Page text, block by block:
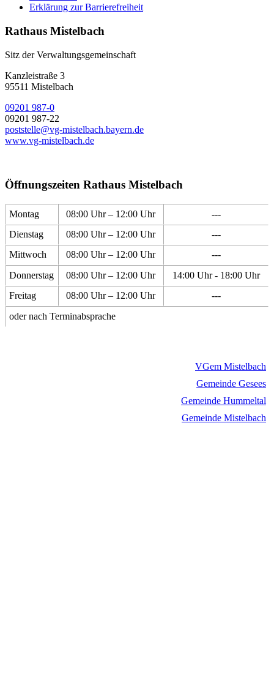
Erklärung zur Barrierefreiheit
Rathaus Mistelbach
Sitz der Verwaltungsgemeinschaft
Kanzleistraße 3
95511 Mistelbach
09201 987-0
09201 987-22
poststelle@vg-mistelbach.bayern.de
www.vg-mistelbach.de
Öffnungszeiten Rathaus Mistelbach
Montag 08:00 Uhr – 12:00 Uhr
---
Dienstag
08:00 Uhr – 12:00 Uhr
---
Mittwoch
08:00 Uhr – 12:00 Uhr
---
Donnerstag
08:00 Uhr – 12:00 Uhr
14:00 Uhr - 18:00 Uhr
Freitag
08:00 Uhr – 12:00 Uhr
---
oder nach Terminabsprache
VGem Mistelbach
Gemeinde Gesees
Gemeinde Hummeltal
Gemeinde Mistelbach